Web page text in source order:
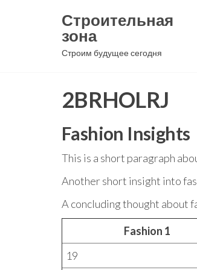
содержимому
Строительная
зона
Строим будущее сегодня
2BRHOLRJ
Fashion Insights
This is a short paragraph
Another short insight into
A concluding thought about
Fashion 1
19